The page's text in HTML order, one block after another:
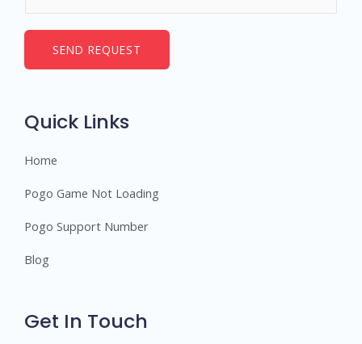
*
e
SEND REQUEST
Quick Links
Home
Pogo Game Not Loading
Pogo Support Number
Blog
Get In Touch